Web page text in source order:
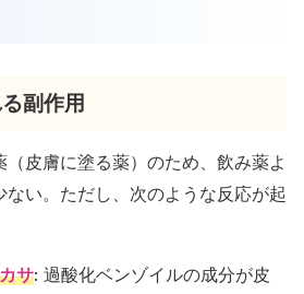
副作用
（皮膚に塗る薬）のため、飲み薬よ
ない。ただし、次のような反応が起
サ: 過酸化ベンゾイルの成分が皮